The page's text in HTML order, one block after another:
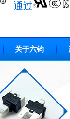
通过
关于六钧